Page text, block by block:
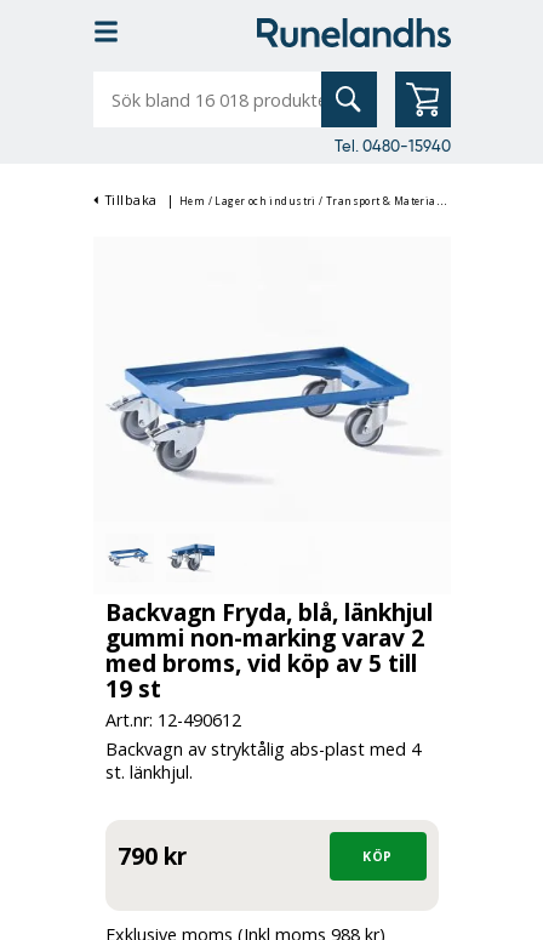
bland
Tel. 0480-15940
Tillbaka | Hem / Lager och industri / Transport & Materialhantering
Backvagn Fryda, blå, länkhjul
gummi non-marking varav 2
med broms, vid köp av 5 till
19 st
Art.nr: 12-490612
Backvagn av stryktålig abs-plast med 4
st. länkhjul.
790 kr
Exklusive moms (Inkl moms 988 kr)